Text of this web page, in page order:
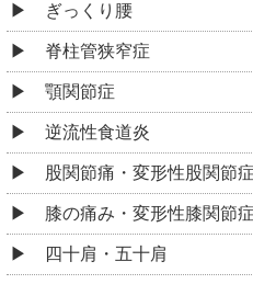
ぎっくり腰
脊柱管狭窄症
顎関節症
逆流性食道炎
股関節痛・変形性股関節症
膝の痛み・変形性膝関節症
四十肩・五十肩